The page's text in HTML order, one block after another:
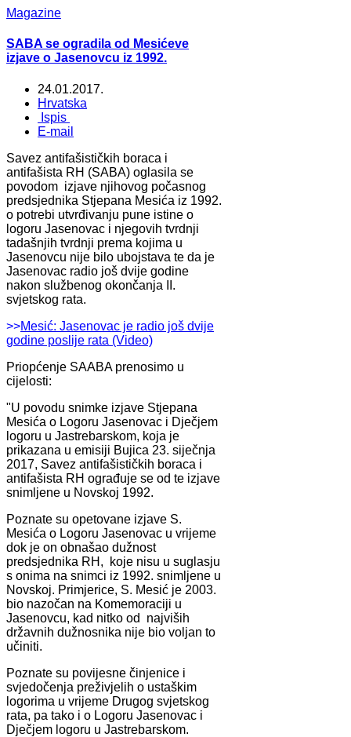
Magazine
SABA se ogradila od Mesićeve
izjave o Jasenovcu iz 1992.
24.01.2017.
Hrvatska
Ispis
E-mail
Savez antifašističkih boraca i
antifašista RH (SABA) oglasila se
povodom izjave njihovog počasnog
predsjednika Stjepana Mesića iz 1992.
o potrebi utvrđivanju pune istine o
logoru Jasenovac i njegovih tvrdnji
tadašnjih tvrdnji prema kojima u
Jasenovcu nije bilo ubojstava te da je
Jasenovac radio još dvije godine
nakon službenog okončanja II.
svjetskog rata.
>>Mesić: Jasenovac je radio još dvije
godine poslije rata (Video)
Priopćenje SAABA prenosimo u
cijelosti:
"U povodu snimke izjave Stjepana
Mesića o Logoru Jasenovac i Dječjem
logoru u Jastrebarskom, koja je
prikazana u emisiji Bujica 23. siječnja
2017, Savez antifašističkih boraca i
antifašista RH ograđuje se od te izjave
snimljene u Novskoj 1992.
Poznate su opetovane izjave S.
Mesića o Logoru Jasenovac u vrijeme
dok je on obnašao dužnost
predsjednika RH, koje nisu u suglasju
s onima na snimci iz 1992. snimljene u
Novskoj. Primjerice, S. Mesić je 2003.
bio nazočan na Komemoraciji u
Jasenovcu, kad nitko od najviših
državnih dužnosnika nije bio voljan to
učiniti.
Poznate su povijesne činjenice i
svjedočenja preživjelih o ustaškim
logorima u vrijeme Drugog svjetskog
rata, pa tako i o Logoru Jasenovac i
Dječjem logoru u Jastrebarskom.